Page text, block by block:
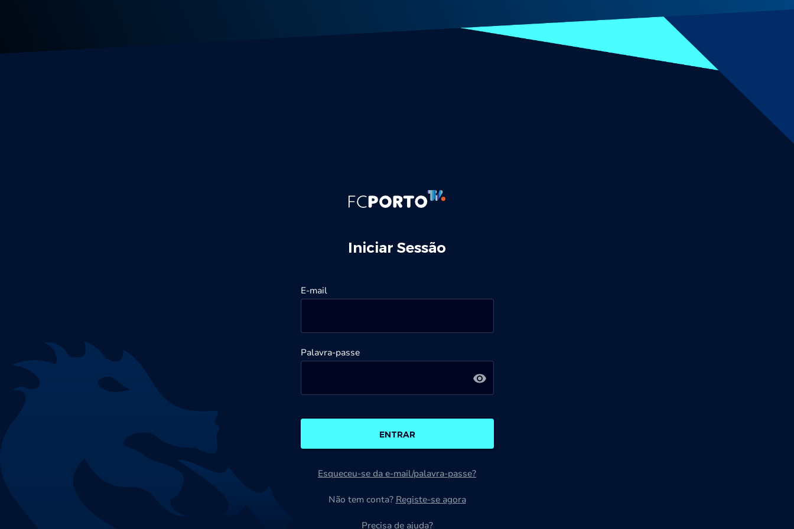
Iniciar Sessão
E-mail
Palavra-passe
ENTRAR
Esqueceu-se da e-mail/palavra-passe?
Não tem conta? Registe-se agora
Precisa de ajuda?